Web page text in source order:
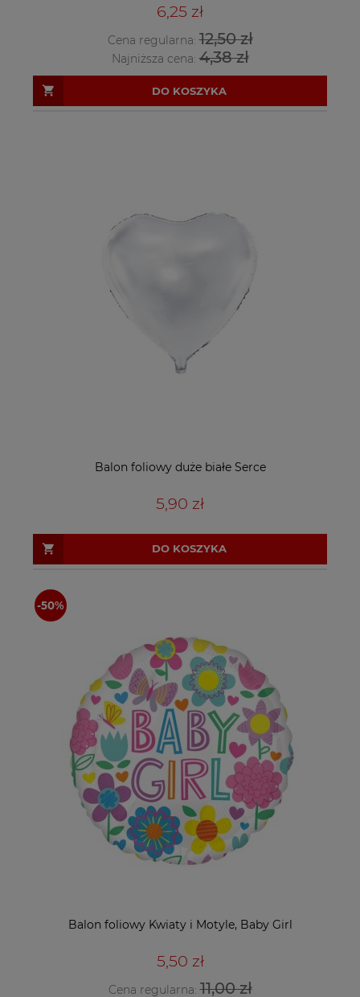
6,25 zł
Cena regularna:12,50 zł
Najniższa cena:4,38 zł
DO KOSZYKA
Balon foliowy duże białe Serce
5,90 zł
DO KOSZYKA
Balon foliowy Kwiaty i Motyle, Baby Girl
5,50 zł
Cena regularna:11,00 zł